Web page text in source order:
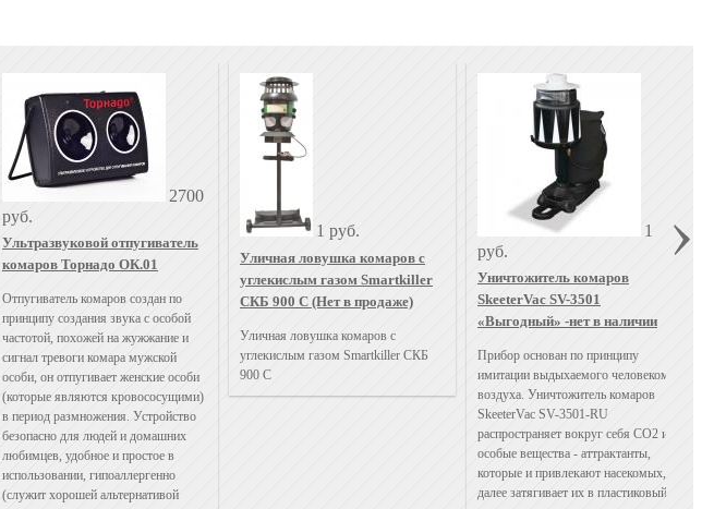
2700
руб.
Ультразвуковой отпугиватель
комаров Торнадо ОК.01
Отпугиватель комаров создан по
принципу создания звука с особой
частотой, похожей на жужжание и
сигнал тревоги комара мужской
особи, он отпугивает женские особи
(которые являются кровососущими)
в период размножения. Устройство
безопасно для людей и домашних
любимцев, удобное и простое в
использовании, гипоаллергенно
(служит хорошей альтернативой
1 руб.
Уличная ловушка комаров с
углекислым газом Smartkiller
СКБ 900 С (Нет в продаже)
Уличная ловушка комаров с
углекислым газом Smartkiller СКБ
900 С
1
руб.
Уничтожитель комаров
SkeeterVac SV-3501
«Выгодный» -нет в наличии
Прибор основан по принципу
имитации выдыхаемого человеком
воздуха. Уничтожитель комаров
SkeeterVac SV-3501-RU
распространяет вокруг себя СО2 и
особые вещества - аттрактанты,
которые и привлекают насекомых,
далее затягивает их в пластиковый